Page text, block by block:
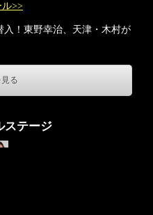
>>
！東野幸治、天津・木村が
る
ステージ